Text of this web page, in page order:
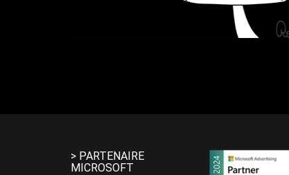
> PARTENAIRE
MICROSOFT